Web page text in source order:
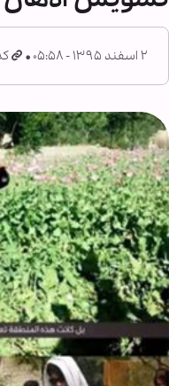
۲ اسفند ۱۳۹۵ - ۰۵:۵۸